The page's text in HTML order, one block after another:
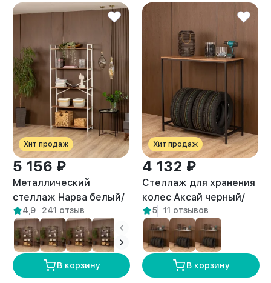
Хит продаж
5 156 ₽
Металлический
стеллаж Нарва белый/
амаретто
4,9 241 отзыв
В корзину
Хит продаж
4 132 ₽
Стеллаж для хранения
колес Аксай черный/
амаретто
5 11 отзывов
В корзину